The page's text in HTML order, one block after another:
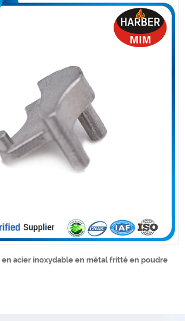
en acier inoxydable en métal fritté en poudre